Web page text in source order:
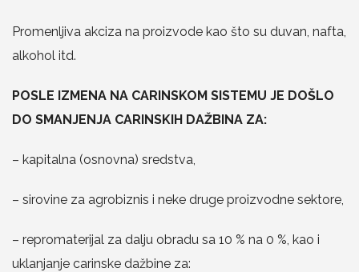
Promenljiva akciza na proizvode kao što su duvan, nafta,
alkohol itd.
POSLE IZMENA NA CARINSKOM SISTEMU JE DOŠLO
DO SMANJENJA CARINSKIH DAŽBINA ZA:
– kapitalna (osnovna) sredstva,
– sirovine za agrobiznis i neke druge proizvodne sektore,
– repromaterijal za dalju obradu sa 10 % na 0 %, kao i
uklanjanje carinske dažbine za: